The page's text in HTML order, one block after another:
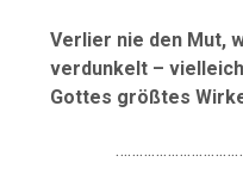
Verlier nie den Mut,
verdunkelt –
Gottes größtes